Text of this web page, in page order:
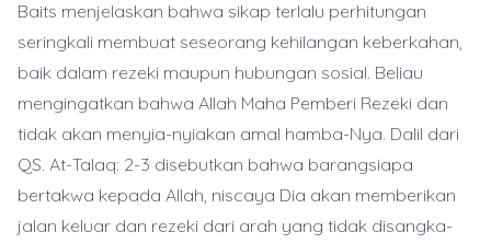
Baits menjelaskan bahwa sikap terlalu perhitungan
seringkali membuat seseorang kehilangan keberkahan,
baik dalam rezeki maupun hubungan sosial. Beliau
mengingatkan bahwa Allah Maha Pemberi Rezeki dan
tidak akan menyia-nyiakan amal hamba-Nya. Dalil dari
QS. At-Talaq: 2-3 disebutkan bahwa barangsiapa
bertakwa kepada Allah, niscaya Dia akan memberikan
jalan keluar dan rezeki dari arah yang tidak disangka-